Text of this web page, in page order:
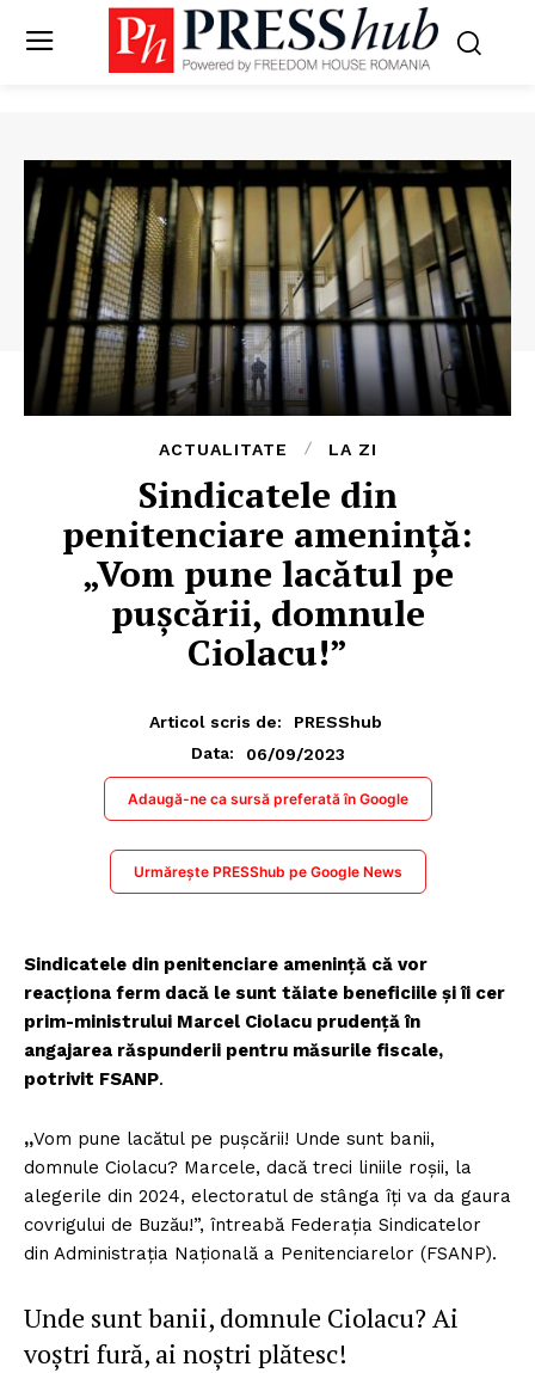
ACTUALITATE LA ZI
Sindicatele din
penitenciare amenință:
„Vom pune lacătul pe
pușcării, domnule
Ciolacu!”
Articol scris de:
PRESShub
Data:
06/09/2023
Adaugă-ne ca sursă preferată în Google
Urmărește PRESShub pe Google News
Sindicatele din penitenciare amenință că vor
reacționa ferm dacă le sunt tăiate beneficiile și îi cer
prim-ministrului Marcel Ciolacu prudență în
angajarea răspunderii pentru măsurile fiscale,
potrivit FSANP.
„Vom pune lacătul pe pușcării! Unde sunt banii,
domnule Ciolacu? Marcele, dacă treci liniile roșii, la
alegerile din 2024, electoratul de stânga îți va da gaura
covrigului de Buzău!”, întreabă Federația Sindicatelor
din Administrația Națională a Penitenciarelor (FSANP).
Unde sunt banii, domnule Ciolacu? Ai
voștri fură, ai noștri plătesc!